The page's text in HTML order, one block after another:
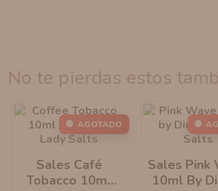
no te pierdas estos
Sales Café
Tobacco 10ml
AGOTADO
Sales Pink
10ml By